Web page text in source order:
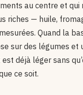
au centre et qui
riches — huile,
Quand la
sur des légumes et
déjà léger sans
ce soit.